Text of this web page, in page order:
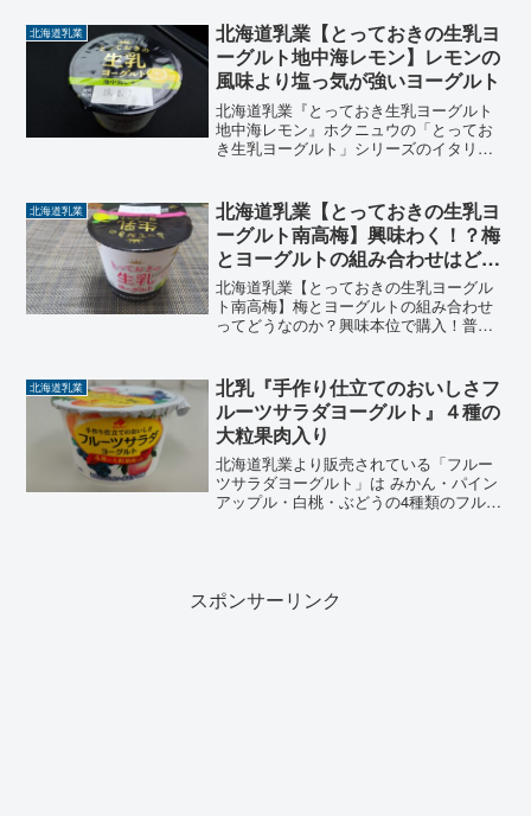
りと甘みのある「桃」の味を感じられる
ヨーグルトです。...
北海道乳業
北海道乳業【とっておきの生乳ヨ
ーグルト地中海レモン】レモンの
風味より塩っ気が強いヨーグルト
北海道乳業『とっておき生乳ヨーグルト
地中海レモン』ホクニュウの「とってお
き生乳ヨーグルト」シリーズのイタリア
い。だけど、レモン風味より「塩っ気」
を感じてしまったヨーグルトのレビュー
北海道乳業
北海道乳業【とっておきの生乳ヨ
ーグルト南高梅】興味わく！？梅
とヨーグルトの組み合わせはどう
なのか？
北海道乳業【とっておきの生乳ヨーグル
ト南高梅】梅とヨーグルトの組み合わせ
ってどうなのか？興味本位で購入！普通
グルトと南高梅の組合わせは食べた人に
しかしわからない不思議な...
北海道乳業
北乳『手作り仕立てのおいしさフ
ルーツサラダヨーグルト』４種の
大粒果肉入り
北海道乳業より販売されている「フルー
ツサラダヨーグルト」は みかん・パイン
アップル・白桃・ぶどうの4種類のフルー
スポンサーリンク